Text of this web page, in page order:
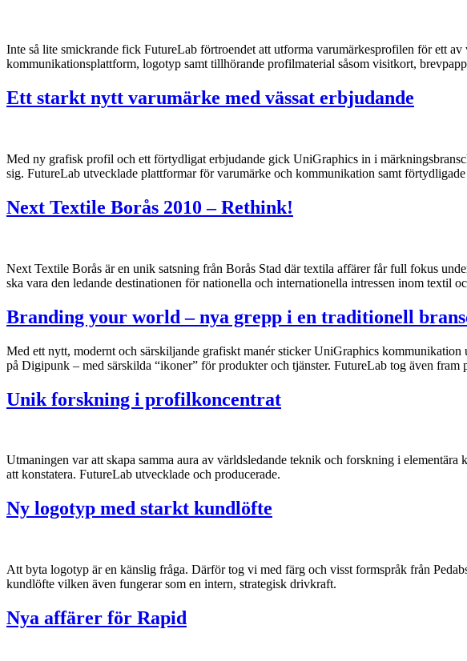
Inte så lite smickrande fick FutureLab förtroendet att utforma varumärkesprofilen för ett
kommunikationsplattform, logotyp samt tillhörande profilmaterial såsom visitkort,
Ett starkt nytt varumärke med vässat erbjudande
Med ny grafisk profil och ett förtydligat erbjudande gick UniGraphics in i
sig. FutureLab utvecklade plattformar för varumärke och kommunikation samt
Next Textile Borås 2010 – Rethink!
Next Textile Borås är en unik satsning från Borås Stad där textila affärer får full fokus
ska vara den ledande destinationen för nationella och internationella intressen inom
Branding your world – nya grepp i en traditionell
Med ett nytt, modernt och särskiljande grafiskt manér sticker UniGraphics
på Digipunk – med särskilda “ikoner” för produkter och tjänster. FutureLab tog även
Unik forskning i profilkoncentrat
Utmaningen var att skapa samma aura av världsledande teknik och forskning i
att konstatera. FutureLab utvecklade och producerade.
Ny logotyp med starkt kundlöfte
Att byta logotyp är en känslig fråga. Därför tog vi med färg och visst formspråk från
kundlöfte vilken även fungerar som en intern, strategisk drivkraft.
Nya affärer för Rapid